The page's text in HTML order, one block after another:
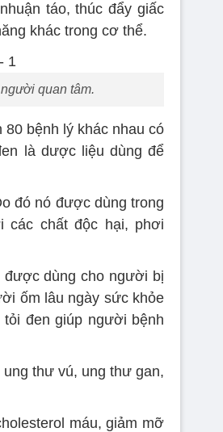
táo, thúc đẩy giấc
khác trong cơ thể.
quan tâm.
bệnh lý khác nhau có
là dược liệu dùng để
đó nó được dùng trong
các chất độc hại, phơi
được dùng cho người bị
ốm lâu ngày sức khỏe
đen giúp người bệnh
thư vú, ung thư gan,
máu, giảm mỡ